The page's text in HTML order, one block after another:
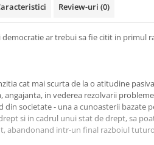
Review-uri (0)
democratie ar trebui sa fie citit in primul
cat mai scurta de la o atitudine
angajanta, in vederea rezolvarii
din societate - una a cunoasterii bazate
si in cadrul unui stat de drept, sa
abandonand intr-un final razboiul